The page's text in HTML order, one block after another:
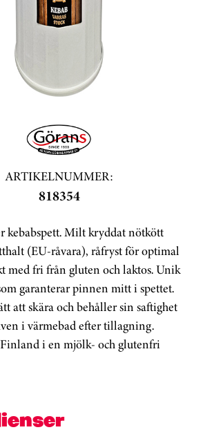
ARTIKELNUMMER:
818354
kebabspett. Milt kryddat nötkött
(EU-råvara), råfryst för optimal
med fri från gluten och laktos. Unik
garanterar pinnen mitt i spettet.
att skära och behåller sin saftighet
i värmebad efter tillagning.
i en mjölk- och glutenfri